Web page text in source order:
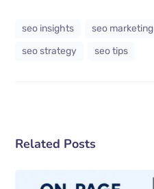
seo insights
seo marketing
seo strategy
seo tips
Related Posts